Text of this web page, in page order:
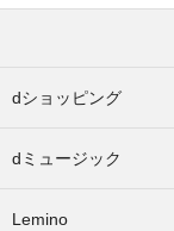
dショッピング
dミュージック
Lemino